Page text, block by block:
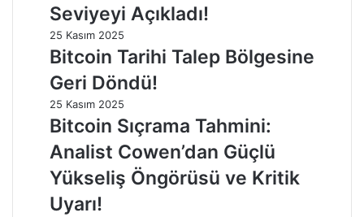
Seviyeyi Açıkladı!
25 Kasım 2025
Bitcoin Tarihi Talep Bölgesine
Geri Döndü!
25 Kasım 2025
Bitcoin Sıçrama Tahmini:
Analist Cowen’dan Güçlü
Yükseliş Öngörüsü ve Kritik
Uyarı!